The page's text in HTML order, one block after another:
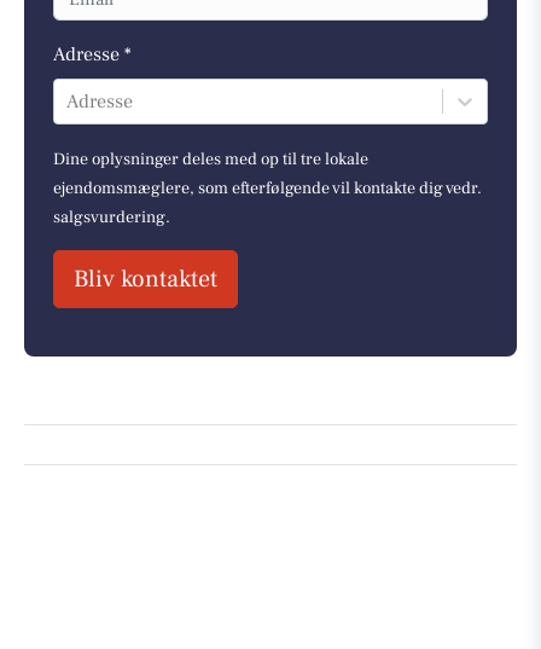
Adresse *
Adresse
Dine oplysninger deles med op til tre lokale
ejendomsmæglere, som efterfølgende vil kontakte dig vedr.
salgsvurdering.
Bliv kontaktet